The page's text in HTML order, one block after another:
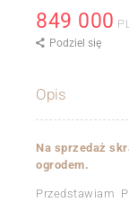
849 000
Podziel się
Opis
Na sprzedaż
ogrodem.
Przedstawiam